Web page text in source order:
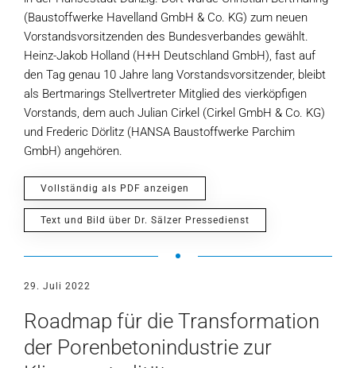
(Baustoffwerke Havelland GmbH & Co. KG) zum neuen
Vorstandsvorsitzenden des Bundesverbandes gewählt.
Heinz-Jakob Holland (H+H Deutschland GmbH), fast auf
den Tag genau 10 Jahre lang Vorstandsvorsitzender, bleibt
als Bertmarings Stellvertreter Mitglied des vierköpfigen
Vorstands, dem auch Julian Cirkel (Cirkel GmbH & Co. KG)
und Frederic Dörlitz (HANSA Baustoffwerke Parchim
GmbH) angehören.
Vollständig als PDF anzeigen
Text und Bild über Dr. Sälzer Pressedienst
29. Juli 2022
Roadmap für die Transformation
der Porenbetonindustrie zur